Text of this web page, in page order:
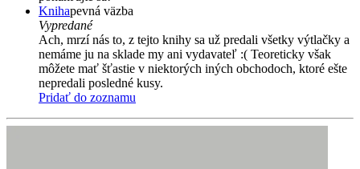
Knihapevná väzba
Vypredané
Ach, mrzí nás to, z tejto knihy sa už predali všetky výtlačky a
nemáme ju na sklade my ani vydavateľ :( Teoreticky však
môžete mať šťastie v niektorých iných obchodoch, ktoré ešte
nepredali posledné kusy.
Pridať do zoznamu